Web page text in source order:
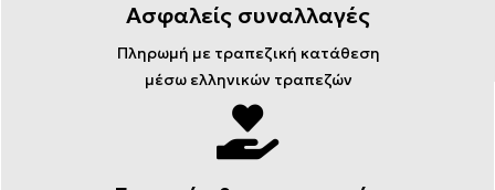
Ασφαλείς συναλλαγές
Πληρωμή με τραπεζική κατάθεση
μέσω ελληνικών τραπεζών